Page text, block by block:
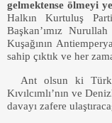
gelmektense ölmeyi
Halkın Kurtuluş
Başkan’ımız
Kuşağının
sahip çıktık ve her
Ant olsun ki
Kıvılcımlı’nın ve
davayı zafere